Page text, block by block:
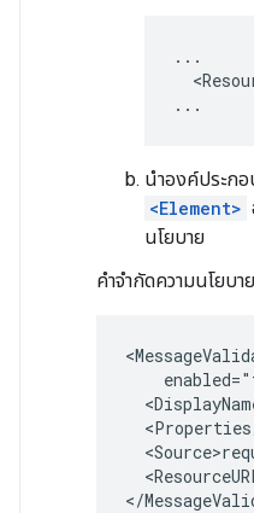
...
...
นำองค์ประก
<Element>
นโยบาย
คำจำกัดความนโยบ
</